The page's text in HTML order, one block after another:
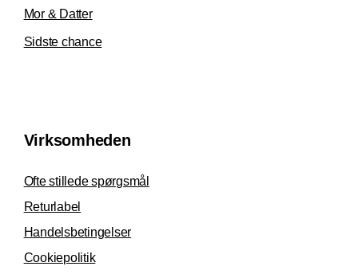
Mor & Datter
Sidste chance
Virksomheden
Ofte stillede spørgsmål
Returlabel
Handelsbetingelser
Cookiepolitik